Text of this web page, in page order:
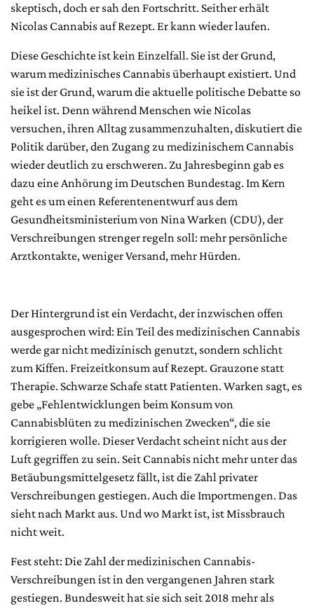
skeptisch, doch er sah den Fortschritt. Seither erhält
Nicolas Cannabis auf Rezept. Er kann wieder laufen.
Diese Geschichte ist kein Einzelfall. Sie ist der Grund,
warum medizinisches Cannabis überhaupt existiert. Und
sie ist der Grund, warum die aktuelle politische Debatte so
heikel ist. Denn während Menschen wie Nicolas
versuchen, ihren Alltag zusammenzuhalten, diskutiert die
Politik darüber, den Zugang zu medizinischem Cannabis
wieder deutlich zu erschweren. Zu Jahresbeginn gab es
dazu eine Anhörung im Deutschen Bundestag. Im Kern
geht es um einen Referentenentwurf aus dem
Gesundheitsministerium von Nina Warken (CDU), der
Verschreibungen strenger regeln soll: mehr persönliche
Arztkontakte, weniger Versand, mehr Hürden.
Der Hintergrund ist ein Verdacht, der inzwischen offen
ausgesprochen wird: Ein Teil des medizinischen Cannabis
werde gar nicht medizinisch genutzt, sondern schlicht
zum Kiffen. Freizeitkonsum auf Rezept. Grauzone statt
Therapie. Schwarze Schafe statt Patienten. Warken sagt, es
gebe „Fehlentwicklungen beim Konsum von
Cannabisblüten zu medizinischen Zwecken“, die sie
korrigieren wolle. Dieser Verdacht scheint nicht aus der
Luft gegriffen zu sein. Seit Cannabis nicht mehr unter das
Betäubungsmittelgesetz fällt, ist die Zahl privater
Verschreibungen gestiegen. Auch die Importmengen. Das
sieht nach Markt aus. Und wo Markt ist, ist Missbrauch
nicht weit.
Fest steht: Die Zahl der medizinischen Cannabis-
Verschreibungen ist in den vergangenen Jahren stark
gestiegen. Bundesweit hat sie sich seit 2018 mehr als